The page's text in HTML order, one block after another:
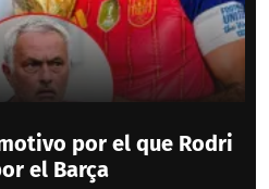
por el que Rodri
el Barça